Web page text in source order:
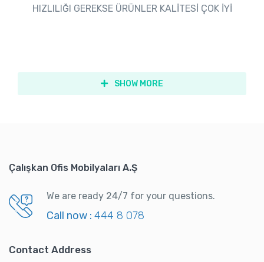
HIZLILIĞI GEREKSE ÜRÜNLER KALİTESİ ÇOK İYİ
SHOW MORE
Çalışkan Ofis Mobilyaları A.Ş
We are ready 24/7 for your questions.
Call now : 444 8 078
Contact Address